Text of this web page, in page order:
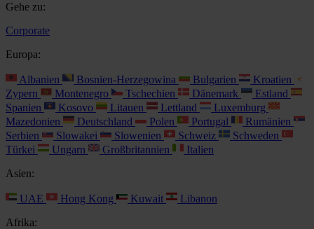
Gehe zu:
Corporate
Europa:
Albanien Bosnien-Herzegowina Bulgarien
Kroatien
Zypern
Montenegro Tschechien Dänemark
Estland
Spanien
Kosovo Litauen Lettland
Luxemburg
Mazedonien
Deutschland Polen Portugal
Rumänien
Serbien
Slowakei Slowenien Schweiz
Schweden
Türkei
Ungarn Großbritannien
Italien
Asien:
UAE Hong Kong Kuwait
Libanon
Afrika: